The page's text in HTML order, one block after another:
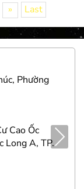
» Last
Phường
Cao Ốc
Long A, TP.
Nex
t